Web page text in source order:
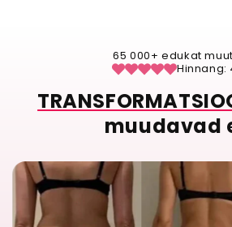
65 000+ edukat
Hinnang:
muudavad